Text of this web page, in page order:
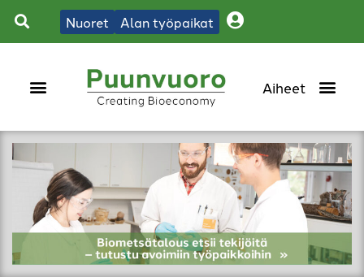
Nuoret Alan työpaikat